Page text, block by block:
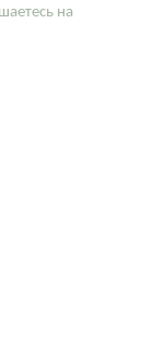
на